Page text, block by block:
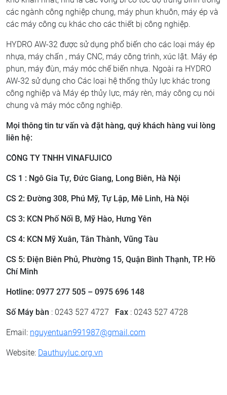
các ngành công nghiệp chung, máy phun khuôn, máy ép và
các máy công cụ khác cho các thiết bị công nghiệp.
HYDRO AW-32 được sử dụng phổ biến cho các loại máy ép
nhựa, máy chấn , máy CNC, máy công trình, xúc lật. Máy ép
phun, máy đùn, máy móc chế biến nhựa. Ngoài ra HYDRO
AW-32 sử dụng cho Các loại hệ thống thủy lực khác trong
công nghiệp và Máy ép thủy lực, máy rèn, máy công cụ nói
chung và máy móc công nghiệp.
Mọi thông tin tư vấn và đặt hàng, quý khách hàng vui lòng
liên hệ:
CÔNG TY TNHH VINAFUJICO
CS 1 : Ngô Gia Tự, Đức Giang, Long Biên, Hà Nội
CS 2: ​Đường 308, Phú Mỹ, Tự Lập, Mê Linh, Hà Nội
CS 3: ​KCN Phố Nối B, Mỹ Hào, Hưng Yên
CS 4: KCN Mỹ Xuân, Tân Thành, Vũng Tàu
CS 5: Điện Biên Phủ, Phường 15, Quận Bình Thạnh, TP. Hồ
Chí Minh
Hotline: 0977 277 505 – 0975 696 148
Số Máy bàn : 0243 527 4727 Fax : 0243 527 4728
Email: nguyentuan991987@gmail.com
Website: Dauthuyluc.org.vn